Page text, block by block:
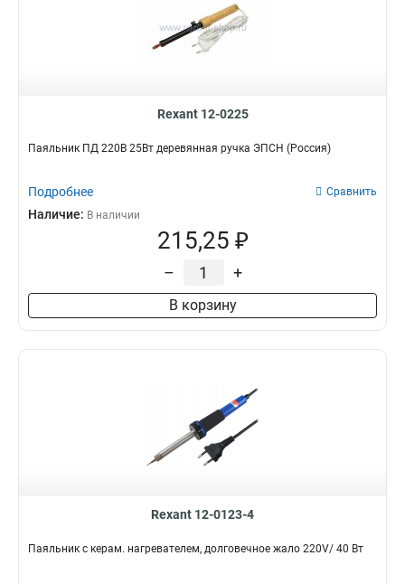
Rexant 12-0225
Паяльник ПД 220В 25Вт деревянная ручка ЭПСН (Россия)
Подробнее Сравнить
Наличие: В наличии
215,25 ₽
– +
В корзину
Rexant 12-0123-4
Паяльник с керам. нагревателем, долговечное жало 220V/ 40 Вт